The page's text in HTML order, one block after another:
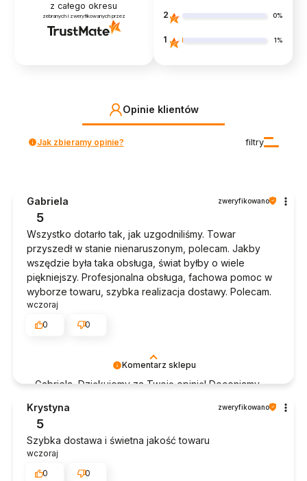
z całego okresu
zebranych i zweryfikowanych przez 2 0%
1 1%
Opinie klientów
filtry
Jak zbieramy opinie?
Komentarz sklepu
Gabriela, Dziękujemy za Twoją opinię! Doceniamy
doświadczeniem. Jesteśmy szczęśliwi, że mamy
takich klientów. Z pozdrowieniami, obsługa sklepu.
Gabriela zweryfikowano
5
Wszystko dotarło tak, jak uzgodniliśmy. Towar
przyszedł w stanie nienaruszonym, polecam. Jakby
wszędzie była taka obsługa, świat byłby o wiele
piękniejszy. Profesjonalna obsługa, fachowa pomoc w
wyborze towaru, szybka realizacja dostawy. Polecam.
wczoraj
0
0
Krystyna zweryfikowano
5
Szybka dostawa i świetna jakość towaru
wczoraj
0
0